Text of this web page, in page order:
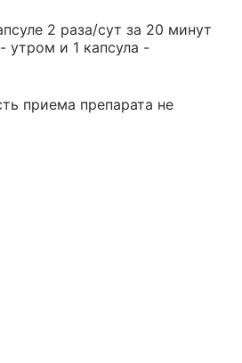
2 раза/сут за 20 минут
утром и 1 капсула -
приема препарата не